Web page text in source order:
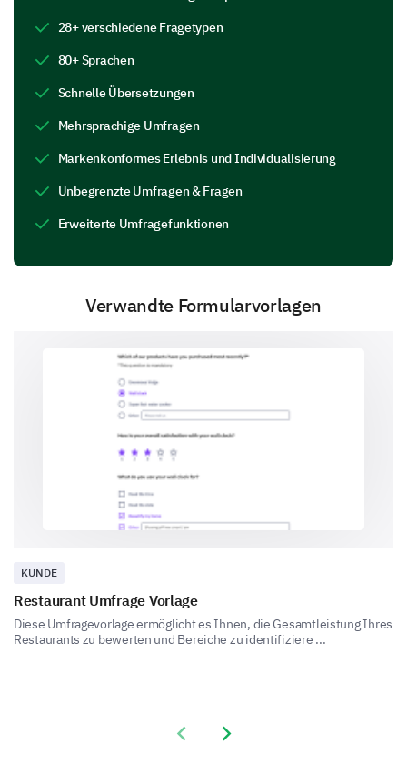
Welche der folgenden Techniken verwendet Ihr
alle zutreffenden aus.)
Gruppenaktivität
Lehrers?
Sehr ineffektiv
Klassengestaltung und Interaktion
Überprüfen wir als Nächstes die Klassengestaltung
Bitte beantworten Sie die folgenden Fragen zu
Ihrer Klassengestaltung und Interaktion.
Gibt Ihr Lehrer Ihnen persönliche Aufmerksamkeit?
28+ verschiedene Fragetypen
80+ Sprachen
Schnelle Übersetzungen
Mehrsprachige Umfragen
Markenkonformes Erlebnis und Individualisierung
Unbegrenzte Umfragen & Fragen
Erweiterte Umfragefunktionen
Verwandte Formularvorlagen
KUNDE
Restaurant Umfrage Vorlage
Diese Umfragevorlage ermöglicht es Ihnen, die Gesamtleistung Ihres
Restaurants zu bewerten und Bereiche zu identifiziere ...
Previous slide
Next slide